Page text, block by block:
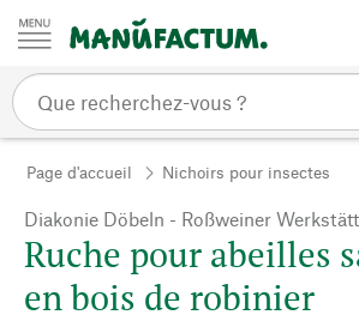
Passer au contenu
Page d'accueil Nichoirs pour insectes
Diakonie Döbeln - Roßweiner
Ruche pour abeilles
en bois de robinier